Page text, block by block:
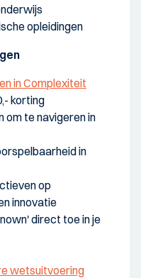
opleidingen
in Complexiteit
korting
om te navigeren in
in
op
innovatie
direct toe in je
wetsuitvoering